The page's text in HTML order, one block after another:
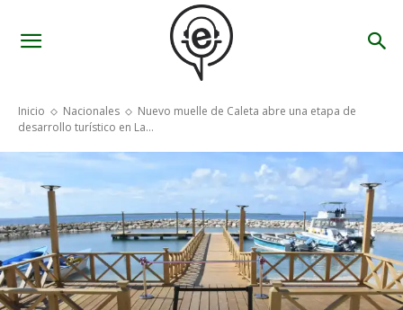
Inicio Nacionales
Nuevo muelle de Caleta abre una etapa de
desarrollo turístico en La...